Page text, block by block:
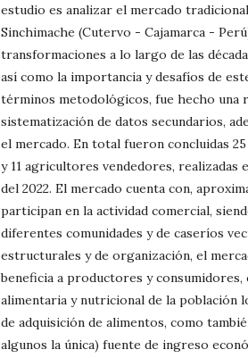
estudio es analizar el mercado
Sinchimache (Cutervo - Cajamarca -
transformaciones a lo largo de las
así como la importancia y desafíos de
términos metodológicos, fue hecho una
sistematización de datos secundarios,
el mercado. En total fueron concluidas
y 11 agricultores vendedores, realizadas
del 2022. El mercado cuenta con,
participan en la actividad comercial,
diferentes comunidades y de caseríos
estructurales y de organización, el
beneficia a productores y
alimentaria y nutricional de la población
de adquisición de alimentos, como
algunos la única) fuente de ingreso